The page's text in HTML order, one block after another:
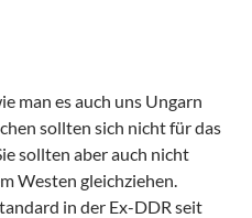
man es auch uns Ungarn
sollten sich nicht für das
sollten aber auch nicht
Westen gleichziehen.
in der Ex-DDR seit